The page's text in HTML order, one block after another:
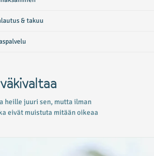
& takuu
heille juuri sen, mutta ilman
eivät muistuta mitään oikeaa